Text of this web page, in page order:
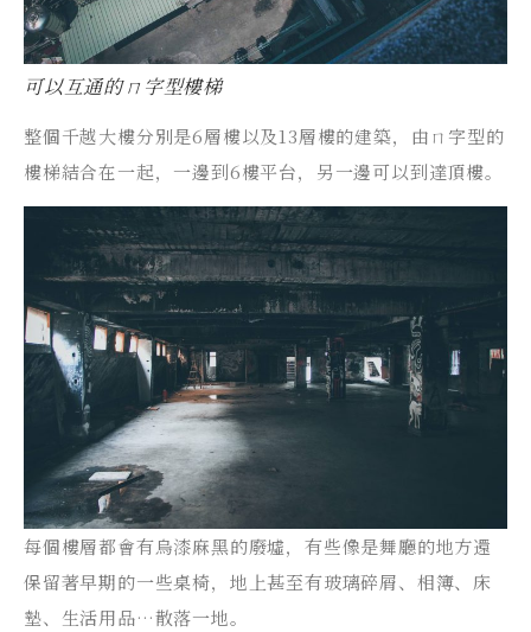
可以互通的ㄇ字型樓梯
整個千越大樓分別是6層樓以及13層樓的建築，由ㄇ字型的
樓梯結合在一起，一邊到6樓平台，另一邊可以到達頂樓。
每個樓層都會有烏漆麻黑的廢墟，有些像是舞廳的地方還
保留著早期的一些桌椅，地上甚至有玻璃碎屑、相簿、床
墊、生活用品…散落一地。